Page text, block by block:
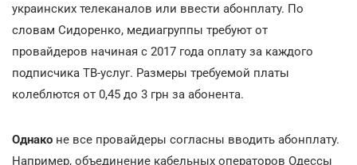
украинских телеканалов или ввести абонплату. По
словам Сидоренко, медиагруппы требуют от
провайдеров начиная с 2017 года оплату за каждого
подписчика ТВ-услуг. Размеры требуемой платы
колеблются от 0,45 до 3 грн за абонента.
Однако не все провайдеры согласны вводить абонплату.
Например, объединение кабельных операторов Одессы